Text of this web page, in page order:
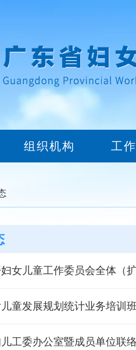
组织机构 工
女儿童工作委员会全体（
童发展规划统计业务培训
工委办公室暨成员单位联